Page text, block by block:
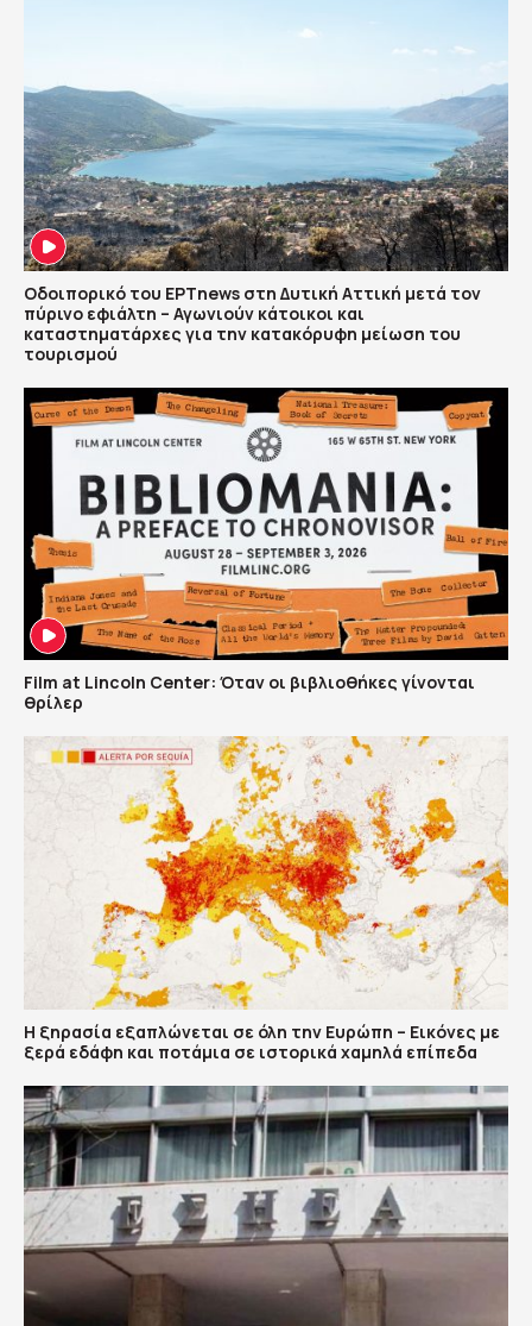
Οδοιπορικό του ΕΡΤnews στη Δυτική Αττική μετά τον
πύρινο εφιάλτη – Αγωνιούν κάτοικοι και
καταστηματάρχες για την κατακόρυφη μείωση του
τουρισμού
Film at Lincoln Center: Όταν οι βιβλιοθήκες γίνονται
θρίλερ
Η ξηρασία εξαπλώνεται σε όλη την Ευρώπη – Εικόνες με
ξερά εδάφη και ποτάμια σε ιστορικά χαμηλά επίπεδα